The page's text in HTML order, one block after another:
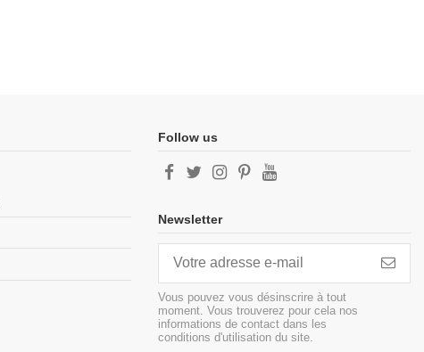
Follow us
Newsletter
Vous pouvez vous désinscrire à tout
moment. Vous trouverez pour cela nos
informations de contact dans les
conditions d'utilisation du site.